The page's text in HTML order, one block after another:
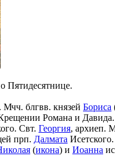
Пятидесятнице.
. Мчч. блгвв. князей Бориса
Романа и
Свт. Георгия, архиеп.
прп. Далмата
(икона) и Иоанна